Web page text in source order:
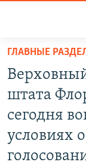
доступа
основному
содержанию
Вернутся
ПОДКАСТЫ
АВТОРСКИЕ
ЦИТАТЫ
МНЕНИЯ
ГЛАВНЫЕ
штата
сегодня
условиях